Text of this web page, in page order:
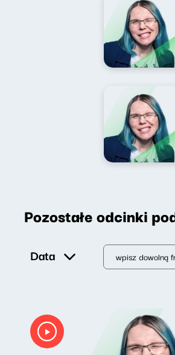
Pozostałe odcinki
Data